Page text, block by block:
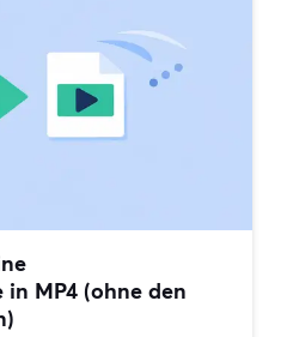
MP4 (ohne den